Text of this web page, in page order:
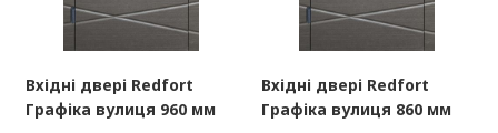
Вхідні двері Redfort
Графіка вулиця 960 мм
Вхідні двері Redfort
Графіка вулиця 860 мм